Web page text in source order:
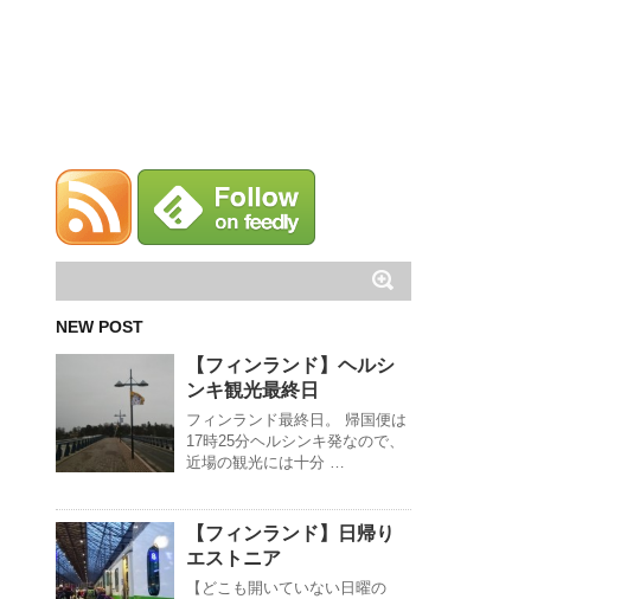
NEW POST
【フィンランド】ヘルシ
ンキ観光最終日
フィンランド最終日。 帰国便は
17時25分ヘルシンキ発なので、
近場の観光には十分 …
【フィンランド】日帰り
エストニア
【どこも開いていない日曜の